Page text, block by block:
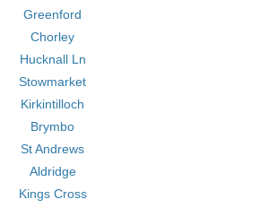
Greenford
Chorley
Hucknall Ln
Stowmarket
Kirkintilloch
Brymbo
St Andrews
Aldridge
Kings Cross